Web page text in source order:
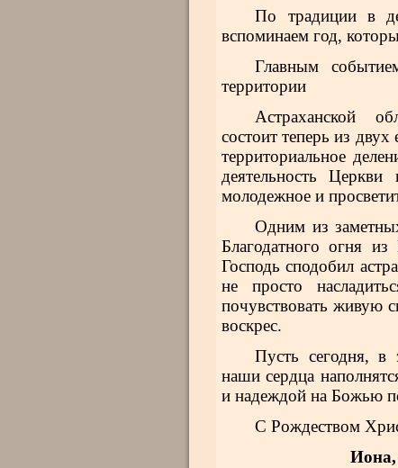
По традиции в
вспоминаем год,
Главным
территории
Астраханской
состоит теперь из
территориальное
деятельность
молодежное и
Одним из
Благодатного огня
Господь сподобил
не просто
почувствовать живую
воскрес.
Пусть сегодня, в
наши сердца
и надеждой на Божью
С Рождеством
Иона,